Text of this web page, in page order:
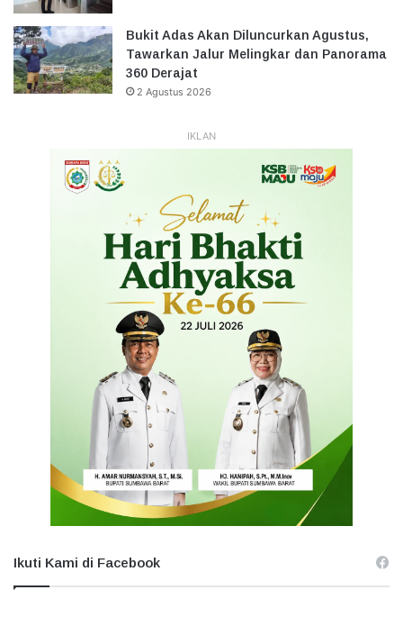
Bukit Adas Akan Diluncurkan Agustus,
Tawarkan Jalur Melingkar dan Panorama
360 Derajat
2 Agustus 2026
IKLAN
Ikuti Kami di Facebook